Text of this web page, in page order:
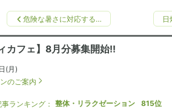
危険な暑さに対応する…
カフェ】8月分募集開始!!
(月)
のご案内
ランキング： 整体・リラクゼーション 815位